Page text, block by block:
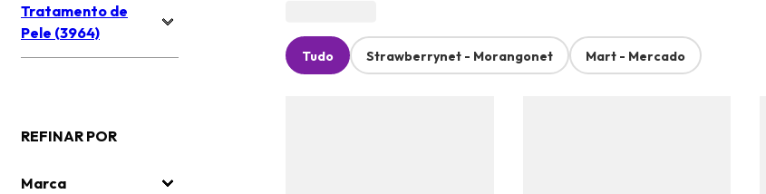
Tratamento de
Pele (3964)
REFINAR POR
Marca
Tudo Strawberrynet - Morangonet Mart - Mercado